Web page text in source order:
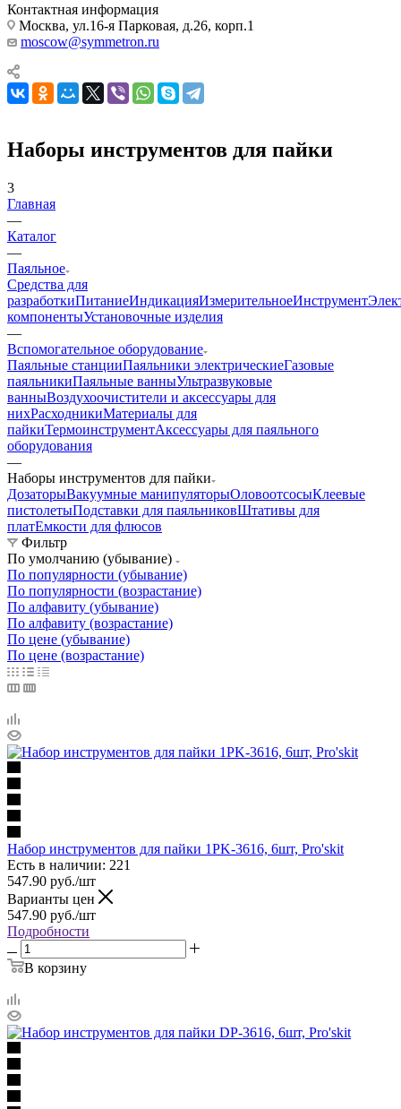
Контактная информация
Москва, ул.16-я Парковая, д.26, корп.1
moscow@symmetron.ru
Наборы инструментов для пайки
3
Главная
—
Каталог
—
Паяльное
Средства для
разработкиПитаниеИндикацияИзмерительноеИнструмент
компонентыУстановочные изделия
—
Вспомогательное оборудование
Паяльные станцииПаяльники электрическиеГазовые
паяльникиПаяльные ванныУльтразвуковые
ванныВоздухоочистители и аксессуары для
нихРасходникиМатериалы для
пайкиТермоинструментАксессуары для паяльного
оборудования
—
Наборы инструментов для пайки
ДозаторыВакуумные манипуляторыОловоотсосыКлеевые
пистолетыПодставки для паяльниковШтативы для
платЕмкости для флюсов
Фильтр
По умолчанию (убывание)
По популярности (убывание)
По популярности (возрастание)
По алфавиту (убывание)
По алфавиту (возрастание)
По цене (убывание)
По цене (возрастание)
Набор инструментов для пайки 1PK-3616, 6шт, Pro'skit
Есть в наличии: 221
547.90 руб./шт
Варианты цен
547.90 руб./шт
Подробности
В корзину